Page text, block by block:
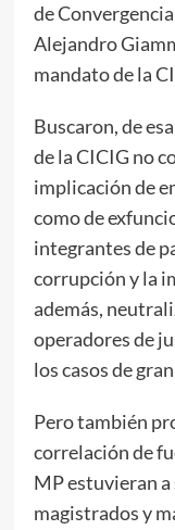
de
Alejandro
mandato de la
Buscaron, de
de la CICIG no
implicación de
como de
integrantes de
corrupción y la
además,
operadores de
los casos de
Pero también
correlación de
MP estuvieran
magistrados y